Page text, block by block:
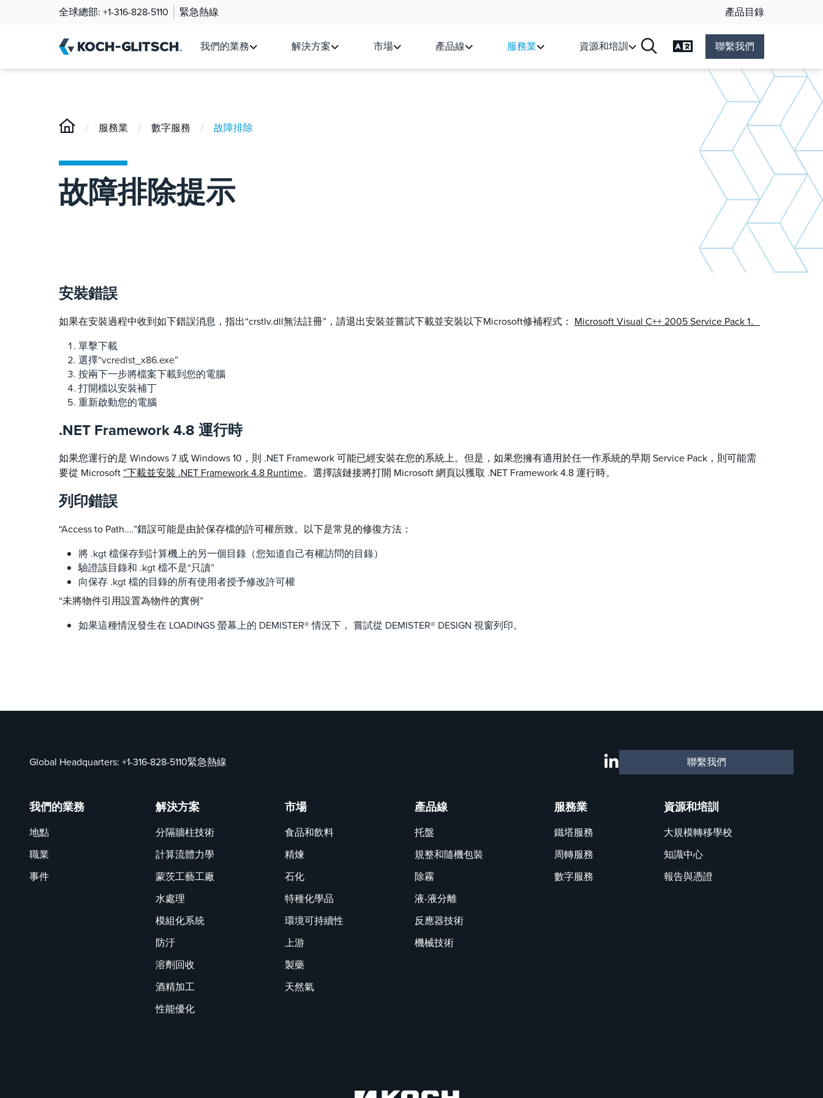
全球總部: +1-316-828-5110 緊急熱線 產品目錄
我們的業務 解決方案 市場 產品線 服務業 資源和培訓 變更語言聯繫我們
/ 服務業 / 數字服務 / 故障排除
故障排除提示
安裝錯誤
如果在安裝過程中收到如下錯誤消息，指出“crstlv.dll無法註冊”，請退出安裝並嘗試下載並安裝以下Microsoft修補程式： Microsoft Visual C++ 2005 Service Pack 1。
單擊下載
選擇“vcredist_x86.exe”
按兩下一步將檔案下載到您的電腦
打開檔以安裝補丁
重新啟動您的電腦
.NET Framework 4.8 運行時
如果您運行的是 Windows 7 或 Windows 10，則 .NET Framework 可能已經安裝在您的系統上。但是，如果您擁有適用於任一作系統的早期 Service Pack，則可能需
要從 Microsoft ”下載並安裝 .NET Framework 4.8 Runtime。選擇該鏈接將打開 Microsoft 網頁以獲取 .NET Framework 4.8 運行時。
列印錯誤
“Access to Path....”錯誤可能是由於保存檔的許可權所致。以下是常見的修復方法：
將 .kgt 檔保存到計算機上的另一個目錄（您知道自己有權訪問的目錄）
驗證該目錄和 .kgt 檔不是“只讀”
向保存 .kgt 檔的目錄的所有使用者授予修改許可權
“未將物件引用設置為物件的實例”
如果這種情況發生在 LOADINGS 螢幕上的 DEMISTER® 情況下， 嘗試從 DEMISTER® DESIGN 視窗列印。
Global Headquarters: +1-316-828-5110緊急熱線 聯繫我們
我們的業務
地點
職業
事件
解決方案
分隔牆柱技術
計算流體力學
蒙茨工藝工廠
水處理
模組化系統
防汙
溶劑回收
酒精加工
性能優化
市場
食品和飲料
精煉
石化
特種化學品
環境可持續性
上游
製藥
天然氣
產品線
托盤
規整和隨機包裝
除霧
液-液分離
反應器技術
機械技術
服務業
鐵塔服務
周轉服務
數字服務
資源和培訓
大規模轉移學校
知識中心
報告與憑證